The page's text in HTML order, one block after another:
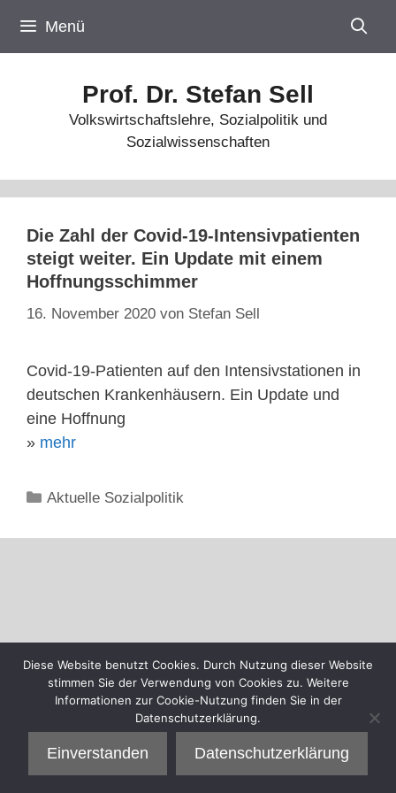
Inhalt
springen
Menü
Prof. Dr. Stefan Sell
Volkswirtschaftslehre, Sozialpolitik und
Sozialwissenschaften
Die Zahl der Covid-19-Intensivpatienten
steigt weiter. Ein Update mit einem
Hoffnungsschimmer
16. November 2020 von Stefan Sell
Covid-19-Patienten auf den Intensivstationen in
deutschen Krankenhäusern. Ein Update und
eine Hoffnung
» mehr
Kategorien
Aktuelle Sozialpolitik
Diese Website benutzt Cookies. Durch Nutzung dieser Website
stimmen Sie der Verwendung von Cookies zu. Weitere
Informationen zur Cookie-Nutzung finden Sie in der
Datenschutzerklärung.
Einverstanden Datenschutzerklärung